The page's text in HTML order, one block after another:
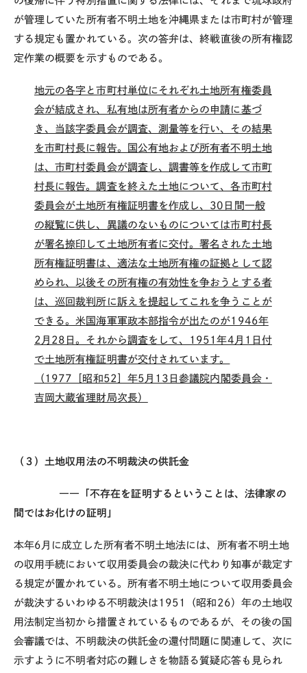
が管理していた所有者不明土地を沖縄県または市町村が管理
する規定も置かれている。次の答弁は、終戦直後の所有権認
定作業の概要を示すものである。
地元の各字と市町村単位にそれぞれ土地所有権委員
会が結成され、私有地は所有者からの申請に基づ
き、当該字委員会が調査、測量等を行い、その結果
を市町村長に報告。国公有地および所有者不明土地
は、市町村委員会が調査し、調書等を作成して市町
村長に報告。調査を終えた土地について、各市町村
委員会が土地所有権証明書を作成し、30日間一般
の縦覧に供し、異議のないものについては市町村長
が署名捺印して土地所有者に交付。署名された土地
所有権証明書は、適法な土地所有権の証拠として認
められ、以後その所有権の有効性を争おうとする者
は、巡回裁判所に訴えを提起してこれを争うことが
できる。米国海軍軍政本部指令が出たのが1946年
2月28日。それから調査をして、1951年4月1日付
で土地所有権証明書が交付されています。
（1977［昭和52］年5月13日参議院内閣委員会・
吉岡大蔵省理財局次長）
（３）土地収用法の不明裁決の供託金
――「不存在を証明するということは、法律家の
間ではお化けの証明」
本年6月に成立した所有者不明土地法には、所有者不明土地
の収用手続において収用委員会の裁決に代わり知事が裁定す
る規定が置かれている。所有者不明土地について収用委員会
が裁決するいわゆる不明裁決は1951（昭和26）年の土地収
用法制定当初から措置されているものであるが、その後の国
会審議では、不明裁決の供託金の還付問題に関連して、次に
示すように不明者対応の難しさを物語る質疑応答も見られ